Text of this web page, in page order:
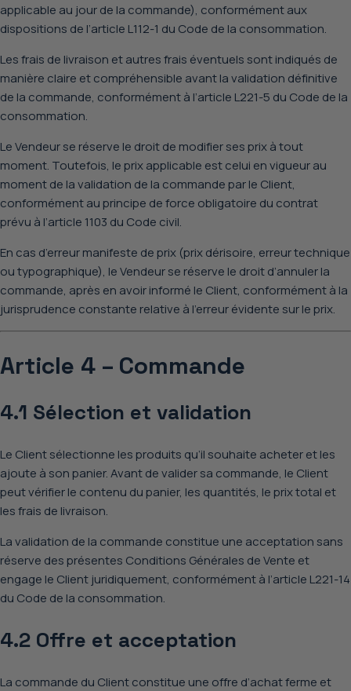
applicable au jour de la commande), conformément aux
dispositions de l’article L112-1 du Code de la consommation.
Les frais de livraison et autres frais éventuels sont indiqués de
manière claire et compréhensible avant la validation définitive
de la commande, conformément à l’article L221-5 du Code de la
consommation.
Le Vendeur se réserve le droit de modifier ses prix à tout
moment. Toutefois, le prix applicable est celui en vigueur au
moment de la validation de la commande par le Client,
conformément au principe de force obligatoire du contrat
prévu à l’article 1103 du Code civil.
En cas d’erreur manifeste de prix (prix dérisoire, erreur technique
ou typographique), le Vendeur se réserve le droit d’annuler la
commande, après en avoir informé le Client, conformément à la
jurisprudence constante relative à l’erreur évidente sur le prix.
Article 4 – Commande
4.1 Sélection et validation
Le Client sélectionne les produits qu’il souhaite acheter et les
ajoute à son panier. Avant de valider sa commande, le Client
peut vérifier le contenu du panier, les quantités, le prix total et
les frais de livraison.
La validation de la commande constitue une acceptation sans
réserve des présentes Conditions Générales de Vente et
engage le Client juridiquement, conformément à l’article L221-14
du Code de la consommation.
4.2 Offre et acceptation
La commande du Client constitue une offre d’achat ferme et